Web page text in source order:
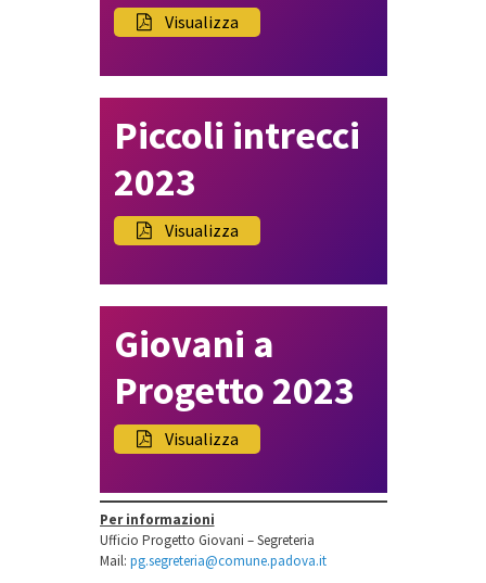
Visualizza
Piccoli intrecci
2023
Visualizza
Giovani a
Progetto 2023
Visualizza
Per informazioni
Ufficio Progetto Giovani – Segreteria
Mail: pg.segreteria@comune.padova.it